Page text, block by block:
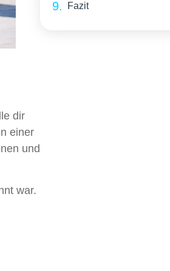
dir
einer
und
war.
Fazit